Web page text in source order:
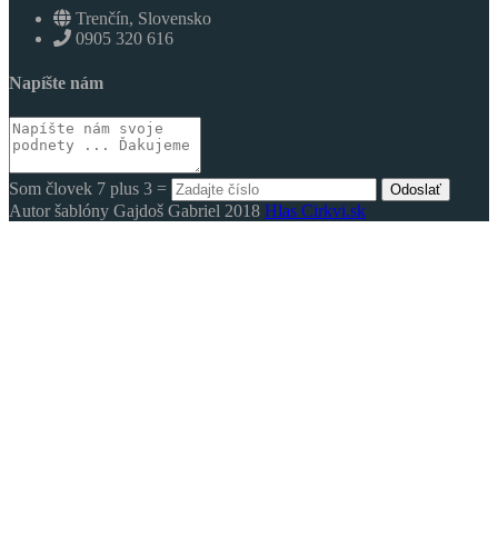
Trenčín, Slovensko
0905 320 616
Napíšte nám
Som človek 7 plus 3 = Odoslať
Autor šablóny Gajdoš Gabriel 2018 Hlas Cirkvi.sk